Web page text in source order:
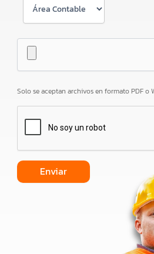
Solo se aceptan archivos en formato PDF o